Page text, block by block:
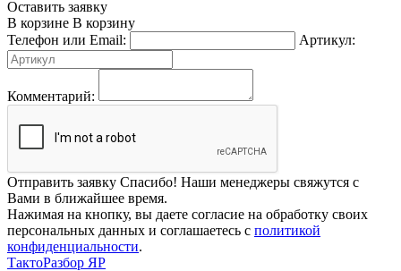
Оставить заявку
В корзине В корзину
Телефон или Email:
Артикул:
Комментарий:
Отправить заявку Спасибо! Наши менеджеры свяжутся с
Вами в ближайшее время.
Нажимая на кнопку, вы даете согласие на обработку своих
персональных данных и соглашаетесь с политикой
конфиденциальности.
ТактоРазбор ЯР